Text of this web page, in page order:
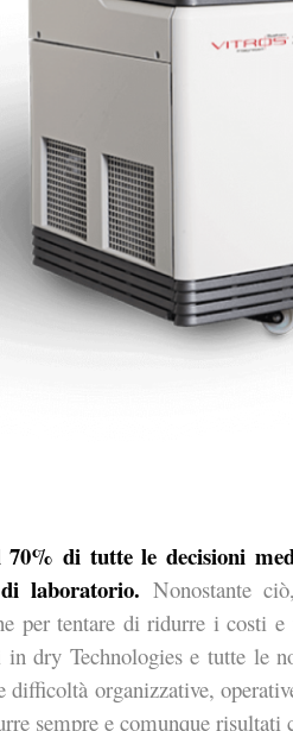
di tutte le decisioni
laboratorio. Nonostante
per tentare di ridurre i costi
dry Technologies e tutte le
difficoltà organizzative,
sempre e comunque risultati